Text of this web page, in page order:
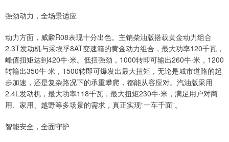
强劲动力，全场景适应
动力方面，威麟R08表现十分出色。主销柴油版搭载黄金动力组合
2.3T发动机与采埃孚8AT变速箱的黄金动力组合，最大功率120千瓦，
峰值扭矩达到420牛·米。低扭强劲，1000转即可输出260牛·米，1200
转输出350牛·米，1500转即可爆发出最大扭矩，无论是城市道路的起
步加速，还是复杂路况下的承重攀爬，都能从容应对。汽油版采用
2.4L发动机，最大功率118千瓦，最大扭矩230牛·米，满足用户对商
用、家用、越野等多场景的需求，真正实现“一车千面”。
智能安全，全面守护